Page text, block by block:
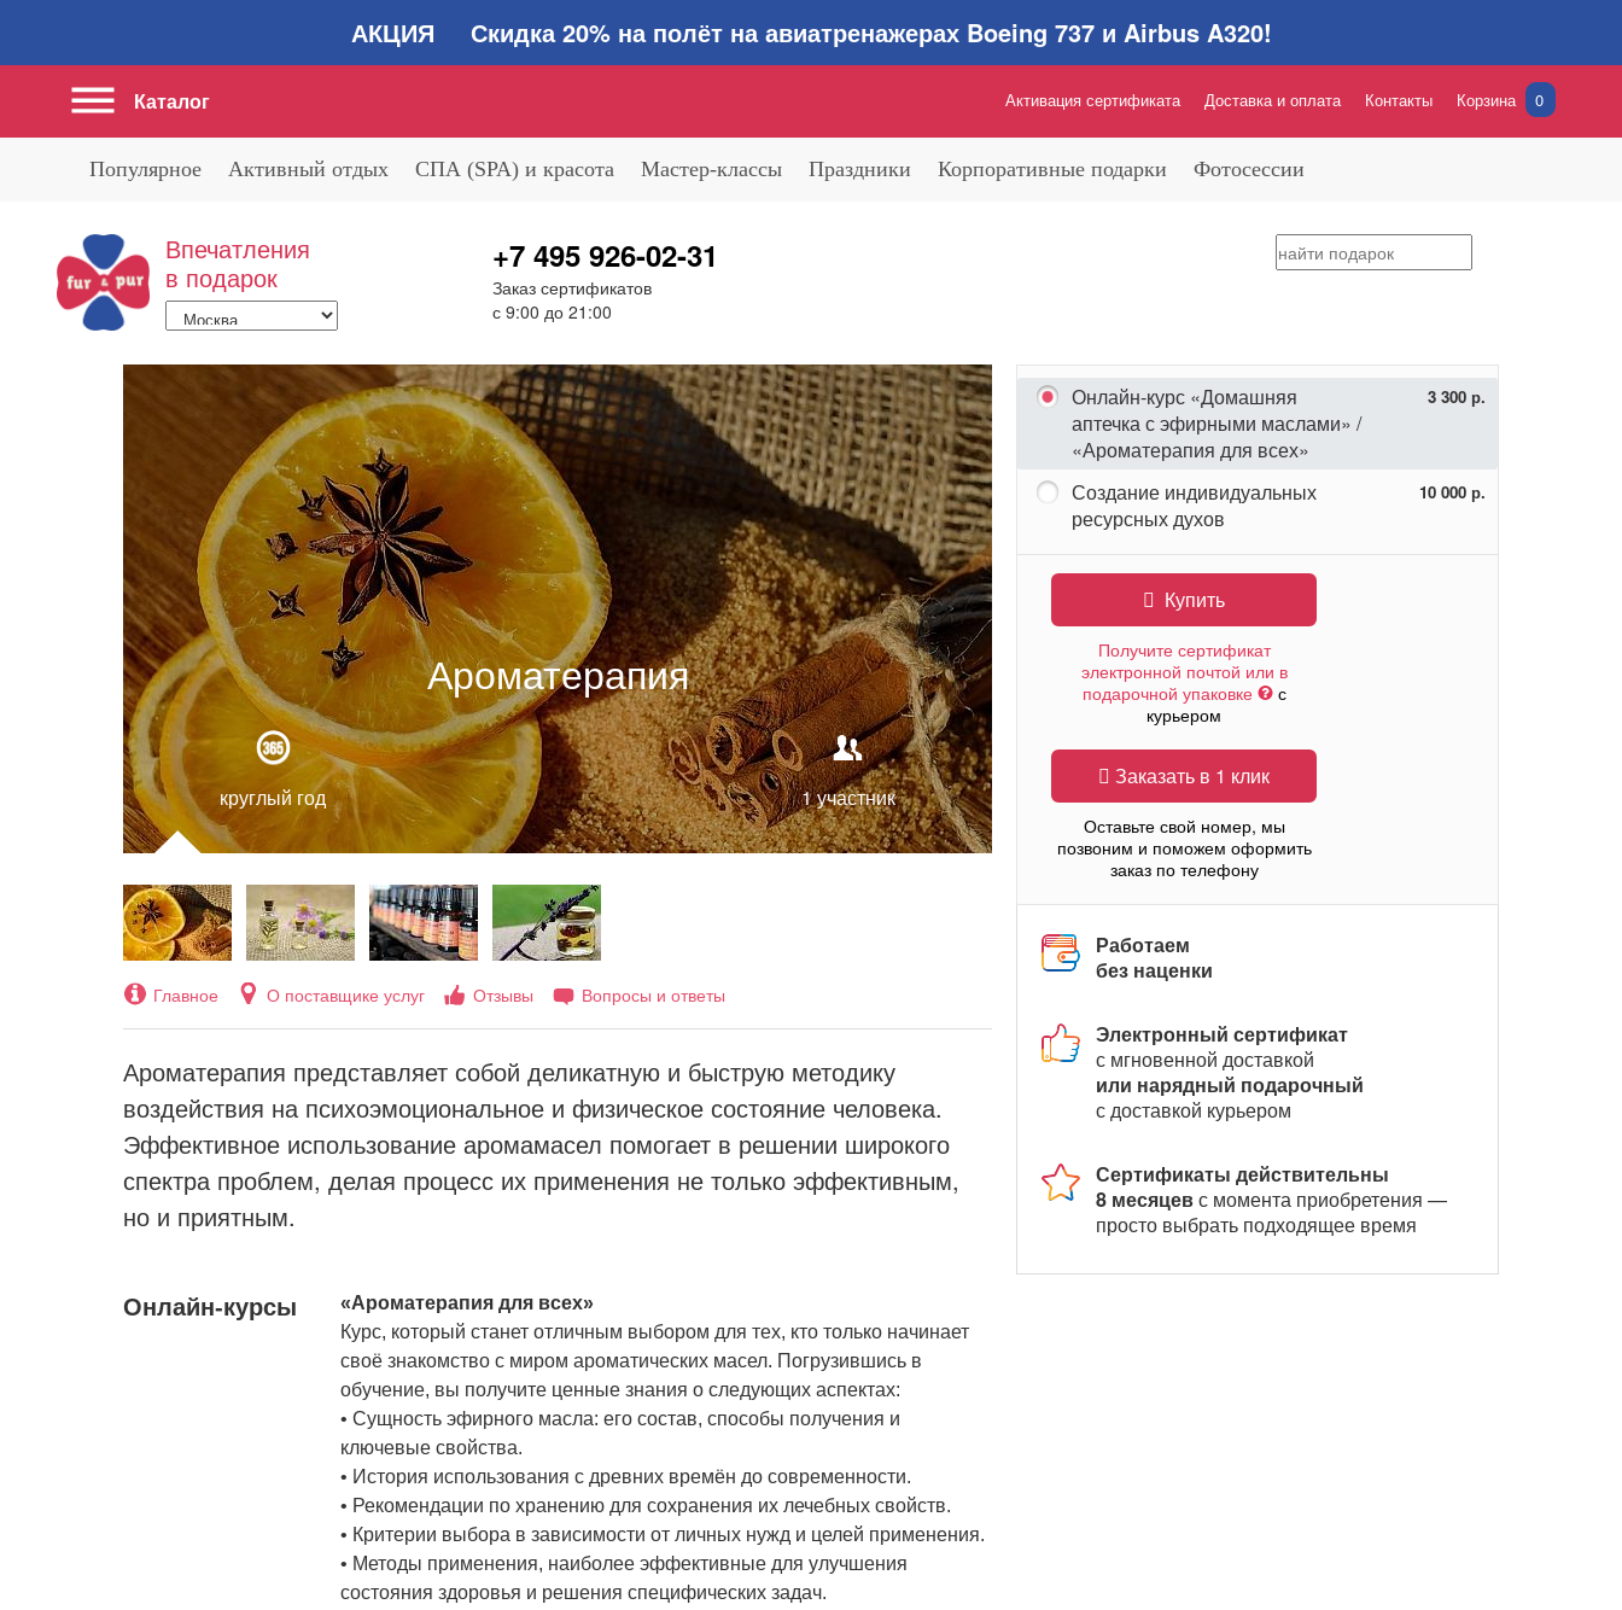
АКЦИЯ Скидка 20% на полёт на авиатренажерах Boeing 737 и Airbus A320!
+7 495 926-02-31
Заказ сертификатов
с 9:00 до 21:00
Активация сертификата Доставка и оплата Контакты Корзина 0
Каталог
Впечатления
в подарок
Популярное Активный отдых СПА (SPA) и красота Мастер-классы Праздники Корпоративные подарки Фотосессии
Ароматерапия
круглый год 1 участник
Главное О поставщике услуг Отзывы Вопросы и ответы
Ароматерапия представляет собой деликатную и быструю методику
воздействия на психоэмоциональное и физическое состояние человека.
Эффективное использование аромамасел помогает в решении широкого
спектра проблем, делая процесс их применения не только эффективным,
но и приятным.
Онлайн-курсы
«Ароматерапия для всех»
Курс, который станет отличным выбором для тех, кто только начинает
своё знакомство с миром ароматических масел. Погрузившись в
обучение, вы получите ценные знания о следующих аспектах:
• Сущность эфирного масла: его состав, способы получения и
ключевые свойства.
• История использования с древних времён до современности.
• Рекомендации по хранению для сохранения их лечебных свойств.
• Критерии выбора в зависимости от личных нужд и целей применения.
• Методы применения, наиболее эффективные для улучшения
состояния здоровья и решения специфических задач.
Онлайн-курс «Домашняя
аптечка с эфирными маслами» /
«Ароматерапия для всех»
3 300 р.
Создание индивидуальных
ресурсных духов
10 000 р.
Купить
Получите сертификат
электронной почтой или в
подарочной упаковке
с
курьером
Заказать в 1 клик
Оставьте свой номер, мы
позвоним и поможем оформить
заказ по телефону
Работаем
без наценки
Электронный сертификат
с мгновенной доставкой
или нарядный подарочный
с доставкой курьером
Сертификаты действительны
8 месяцевс момента приобретения —
просто выбрать подходящее время